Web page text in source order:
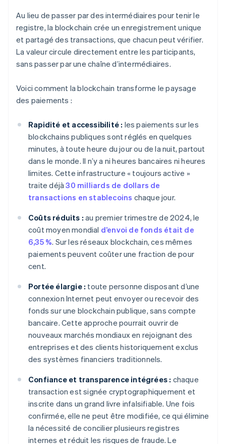
Au lieu de passer par des intermédiaires pour tenir le
registre, la blockchain crée un enregistrement unique
et partagé des transactions, que chacun peut vérifier.
La valeur circule directement entre les participants,
sans passer par une chaîne d’intermédiaires.
Voici comment la blockchain transforme le paysage
des paiements :
Rapidité et accessibilité : les paiements sur les
blockchains publiques sont réglés en quelques
minutes, à toute heure du jour ou de la nuit, partout
dans le monde. Il n’y a ni heures bancaires ni heures
limites. Cette infrastructure « toujours active »
traite déjà30 milliards de dollars de
transactions en stablecoins chaque jour.
Coûts réduits : au premier trimestre de 2024, le
coût moyen mondial d’envoi de fonds était de
6,35 %. Sur les réseaux blockchain, ces mêmes
paiements peuvent coûter une fraction de pour
cent.
Portée élargie : toute personne disposant d’une
connexion Internet peut envoyer ou recevoir des
fonds sur une blockchain publique, sans compte
bancaire. Cette approche pourrait ouvrir de
nouveaux marchés mondiaux en rejoignant des
entreprises et des clients historiquement exclus
des systèmes financiers traditionnels.
Confiance et transparence intégrées : chaque
transaction est signée cryptographiquement et
inscrite dans un grand livre infalsifiable. Une fois
confirmée, elle ne peut être modifiée, ce qui élimine
la nécessité de concilier plusieurs registres
internes et réduit les risques de fraude. Le